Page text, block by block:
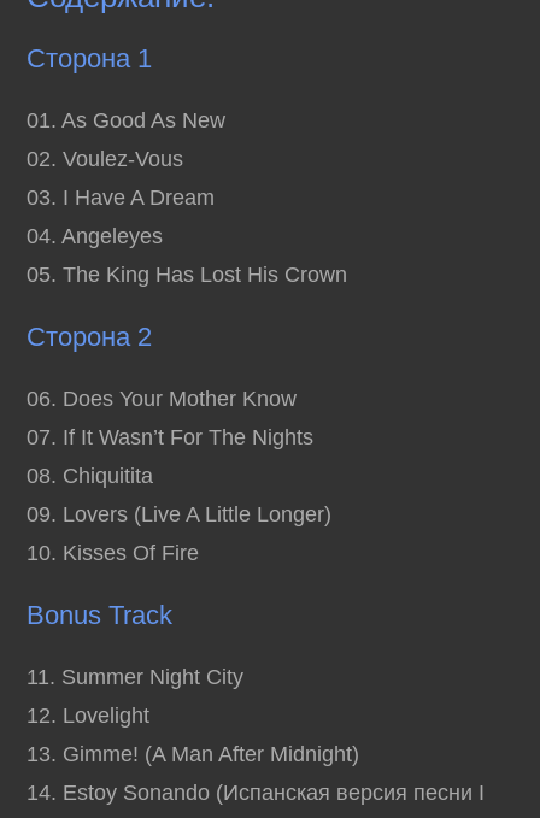
Сторона 1
01. As Good As New
02. Voulez-Vous
03. I Have A Dream
04. Angeleyes
05. The King Has Lost His Crown
Сторона 2
06. Does Your Mother Know
07. If It Wasn’t For The Nights
08. Chiquitita
09. Lovers (Live A Little Longer)
10. Kisses Of Fire
Bonus Track
11. Summer Night City
12. Lovelight
13. Gimme! (A Man After Midnight)
14. Estoy Sonando (Испанская версия песни I